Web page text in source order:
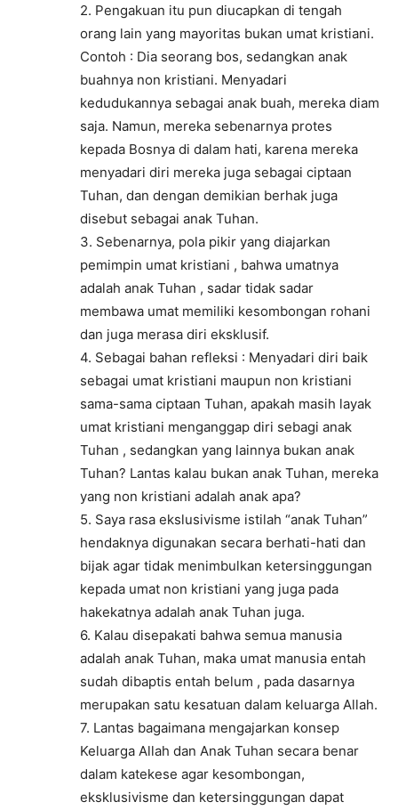
2. Pengakuan itu pun diucapkan di tengah
orang lain yang mayoritas bukan umat kristiani.
Contoh : Dia seorang bos, sedangkan anak
buahnya non kristiani. Menyadari
kedudukannya sebagai anak buah, mereka diam
saja. Namun, mereka sebenarnya protes
kepada Bosnya di dalam hati, karena mereka
menyadari diri mereka juga sebagai ciptaan
Tuhan, dan dengan demikian berhak juga
disebut sebagai anak Tuhan.
3. Sebenarnya, pola pikir yang diajarkan
pemimpin umat kristiani , bahwa umatnya
adalah anak Tuhan , sadar tidak sadar
membawa umat memiliki kesombongan rohani
dan juga merasa diri eksklusif.
4. Sebagai bahan refleksi : Menyadari diri baik
sebagai umat kristiani maupun non kristiani
sama-sama ciptaan Tuhan, apakah masih layak
umat kristiani menganggap diri sebagi anak
Tuhan , sedangkan yang lainnya bukan anak
Tuhan? Lantas kalau bukan anak Tuhan, mereka
yang non kristiani adalah anak apa?
5. Saya rasa ekslusivisme istilah “anak Tuhan”
hendaknya digunakan secara berhati-hati dan
bijak agar tidak menimbulkan ketersinggungan
kepada umat non kristiani yang juga pada
hakekatnya adalah anak Tuhan juga.
6. Kalau disepakati bahwa semua manusia
adalah anak Tuhan, maka umat manusia entah
sudah dibaptis entah belum , pada dasarnya
merupakan satu kesatuan dalam keluarga Allah.
7. Lantas bagaimana mengajarkan konsep
Keluarga Allah dan Anak Tuhan secara benar
dalam katekese agar kesombongan,
eksklusivisme dan ketersinggungan dapat